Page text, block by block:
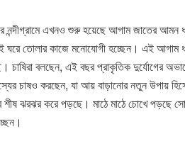
নন্দীগ্রামে এখনও শুরু হয়েছে আগাম জাতের আমন
ঘরে তোলার কাজে মনোযোগী হচ্ছেন। এই আগাম
চাষিরা বলছেন, এই বছর প্রাকৃতিক দুর্যোগের
চাষও করছেন, যা আয় বাড়ানোর নতুন উপায়
শীষ ঝরঝর করে পড়ছে। মাঠে মাঠে চোখে পড়ছে